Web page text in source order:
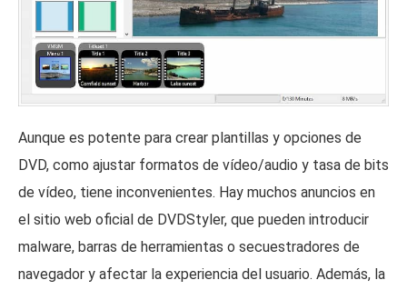
Aunque es potente para crear plantillas y opciones de
DVD, como ajustar formatos de vídeo/audio y tasa de bits
de vídeo, tiene inconvenientes. Hay muchos anuncios en
el sitio web oficial de DVDStyler, que pueden introducir
malware, barras de herramientas o secuestradores de
navegador y afectar la experiencia del usuario. Además, la